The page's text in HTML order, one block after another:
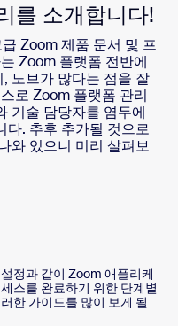
를 소개합니다!
Zoom 제품 문서 및 프
Zoom 플랫폼 전반에
노브가 많다는 점을 잘
로 Zoom 플랫폼 관리
기술 담당자를 염두에
다. 추후 추가될 것으로
와 있으니 미리 살펴보
정과 같이 Zoom 애플리케
스를 완료하기 위한 단계별
한 가이드를 많이 보게 될